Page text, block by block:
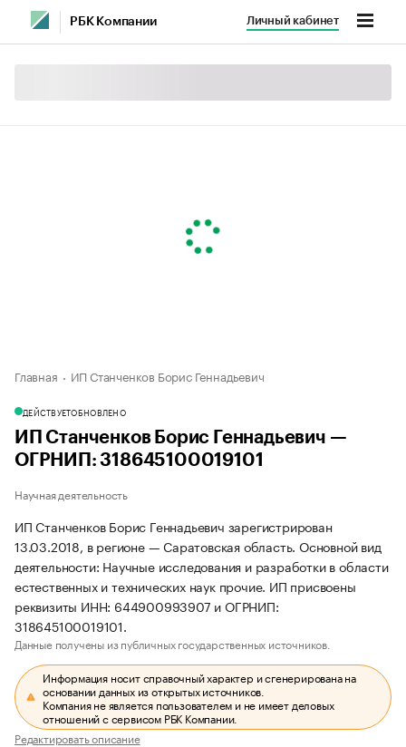
РБК Компании Личный кабинет
Главная ИП Станченков Борис Геннадьевич
ДЕЙСТВУЕТОБНОВЛЕНО
ИП Станченков Борис Геннадьевич —
ОГРНИП: 318645100019101
Научная деятельность
ИП Станченков Борис Геннадьевич зарегистрирован
13.03.2018, в регионе — Саратовская область. Основной вид
деятельности: Научные исследования и разработки в области
естественных и технических наук прочие. ИП присвоены
реквизиты ИНН: 644900993907 и ОГРНИП:
318645100019101.
Данные получены из публичных государственных источников.
Информация носит справочный характер и сгенерирована на
основании данных из открытых источников.
Компания не является пользователем и не имеет деловых
отношений с сервисом РБК Компании.
Редактировать описание